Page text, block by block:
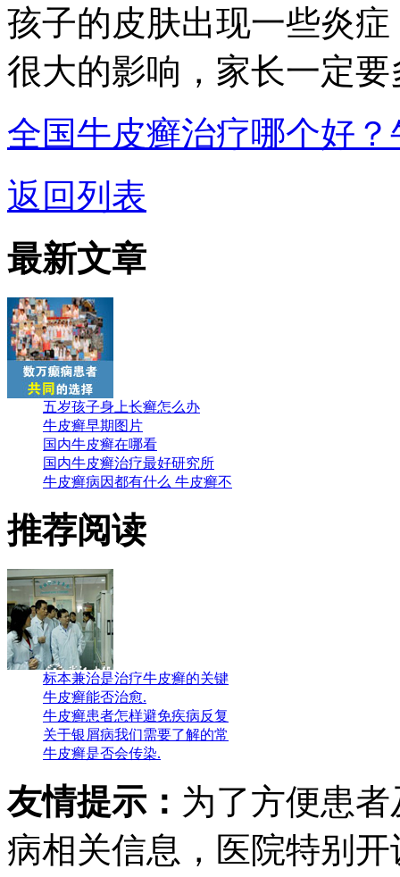
孩子的皮肤出现一些炎
很大的影响，家长一定
全国牛皮癣治疗哪个好
返回列表
最新文章
五岁孩子身上长癣怎么办
牛皮癣早期图片
国内牛皮癣在哪看
国内牛皮癣治疗最好研究所
牛皮癣病因都有什么 牛皮癣不
推荐阅读
标本兼治是治疗牛皮癣的关键
牛皮癣能否治愈.
牛皮癣患者怎样避免疾病反复
关于银屑病我们需要了解的常
牛皮癣是否会传染.
友情提示： 为了方便患
病相关信息，医院特别